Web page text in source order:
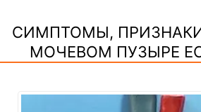
СИМПТОМЫ,
МОЧЕВОМ ПУЗЫРЕ